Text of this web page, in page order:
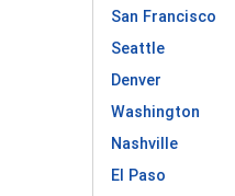
San Francisco
Seattle
Denver
Washington
Nashville
El Paso